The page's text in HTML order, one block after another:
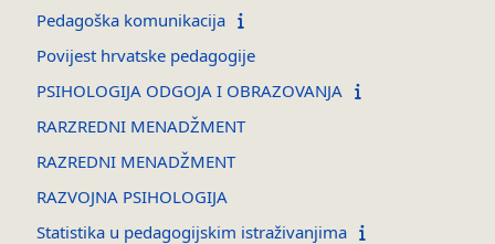
Pedagoška komunikacija
Povijest hrvatske pedagogije
PSIHOLOGIJA ODGOJA I OBRAZOVANJA
RARZREDNI MENADŽMENT
RAZREDNI MENADŽMENT
RAZVOJNA PSIHOLOGIJA
Statistika u pedagogijskim istraživanjima